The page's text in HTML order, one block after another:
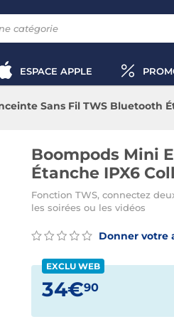
ESPACE APPLE
Sans Fil TWS Bluetooth
Boompods Mini
Étanche IPX6
Fonction TWS, connectez
les soirées ou les vidéos
Donner votre
EXCLU WEB
34€90